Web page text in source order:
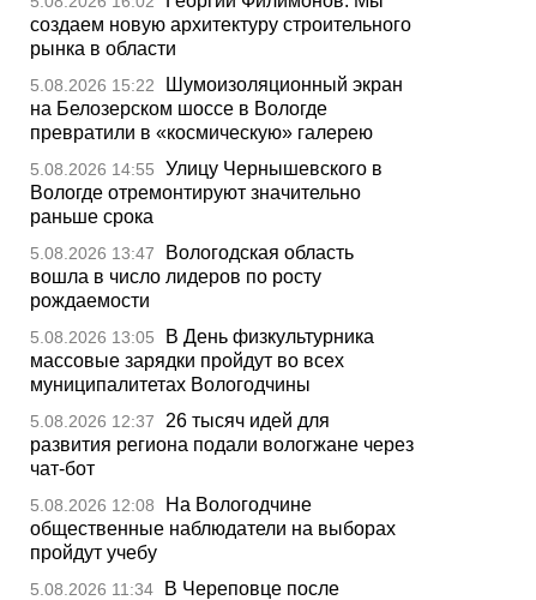
создаем новую архитектуру строительного
рынка в области
5.08.2026 15:22
Шумоизоляционный экран
на Белозерском шоссе в Вологде
превратили в «космическую» галерею
5.08.2026 14:55
Улицу Чернышевского в
Вологде отремонтируют значительно
раньше срока
5.08.2026 13:47
Вологодская область
вошла в число лидеров по росту
рождаемости
5.08.2026 13:05
В День физкультурника
массовые зарядки пройдут во всех
муниципалитетах Вологодчины
5.08.2026 12:37
26 тысяч идей для
развития региона подали вологжане через
чат-бот
5.08.2026 12:08
На Вологодчине
общественные наблюдатели на выборах
пройдут учебу
5.08.2026 11:34
В Череповце после